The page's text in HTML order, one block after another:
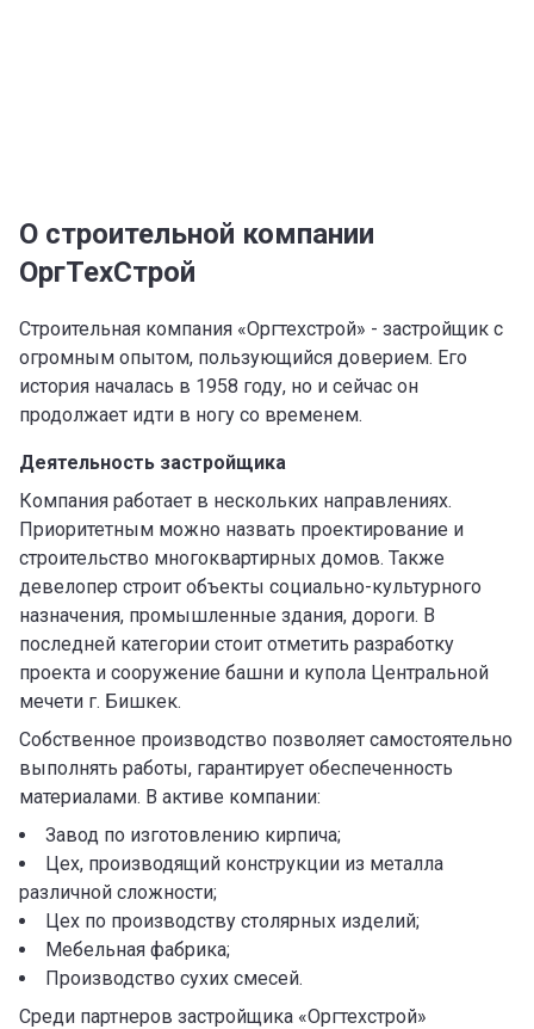
О строительной компании
ОргТехСтрой
Строительная компания «Оргтехстрой» - застройщик с
огромным опытом, пользующийся доверием. Его
история началась в 1958 году, но и сейчас он
продолжает идти в ногу со временем.
Деятельность застройщика
Компания работает в нескольких направлениях.
Приоритетным можно назвать проектирование и
строительство многоквартирных домов. Также
девелопер строит объекты социально-культурного
назначения, промышленные здания, дороги. В
последней категории стоит отметить разработку
проекта и сооружение башни и купола Центральной
мечети г. Бишкек.
Собственное производство позволяет самостоятельно
выполнять работы, гарантирует обеспеченность
материалами. В активе компании:
Завод по изготовлению кирпича;
Цех, производящий конструкции из металла
различной сложности;
Цех по производству столярных изделий;
Мебельная фабрика;
Производство сухих смесей.
Среди партнеров застройщика «Оргтехстрой»